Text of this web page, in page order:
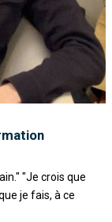
"Je crois que
je fais, à ce